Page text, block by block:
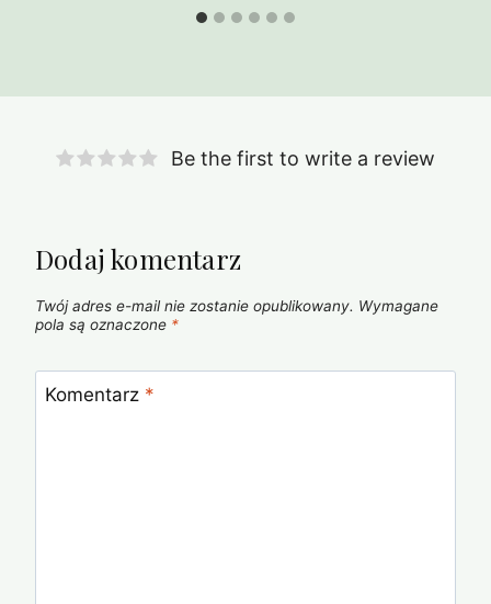
Be the first to write a review
Dodaj komentarz
Twój adres e-mail nie zostanie opublikowany. Wymagane
pola są oznaczone *
Komentarz *